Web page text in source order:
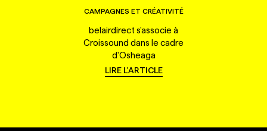
CAMPAGNES ET CRÉATIVITÉ
belairdirect s'associe à
Croissound dans le cadre
d'Osheaga
LIRE L'ARTICLE